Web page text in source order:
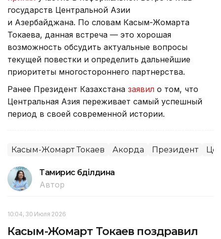
государств Центральной Азии
и Азербайджана. По словам Касым-Жомарта
Токаева, данная встреча — это хорошая
возможность обсудить актуальные вопросы
текущей повестки и определить дальнейшие
приоритеты многостороннего партнерства.
Ранее Президент Казахстана заявил о том, что
Центральная Азия переживает самый успешный
период в своей современной истории.
Касым-Жомарт Токаев Акорда Президент
Тамирис Әбділдина
Автор
10:04, 30 Июля 2026
Касым-Жомарт Токаев поздравил